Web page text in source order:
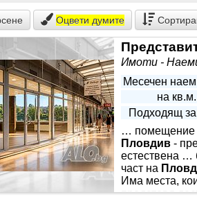
Оцвети думите
Имоти -
Месечен
на
Подходящ
… помещение
Пловдив -
естествена …
част на
Има места,
представя